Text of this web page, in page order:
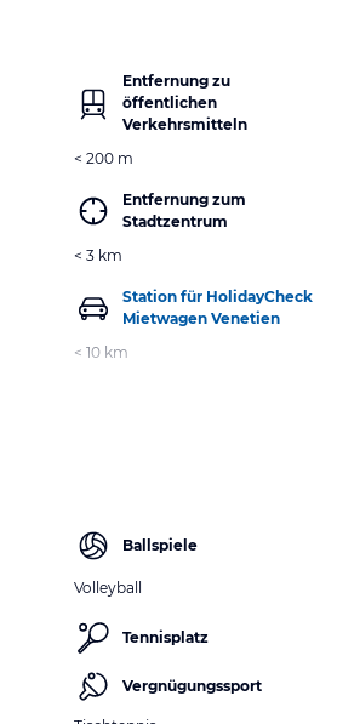
Entfernung zu
öffentlichen
Verkehrsmitteln
< 200 m
Entfernung zum
Stadtzentrum
< 3 km
Station für HolidayCheck
Mietwagen Venetien
< 10 km
Ballspiele
Volleyball
Tennisplatz
Vergnügungssport